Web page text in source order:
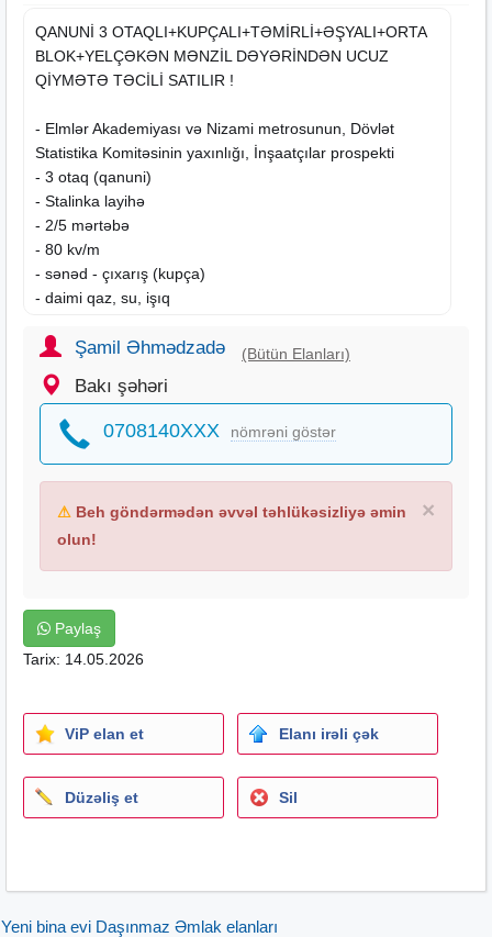
QANUNİ 3 OTAQLI+KUPÇALI+TƏMİRLİ+ƏŞYALI+ORTA
BLOK+YELÇƏKƏN MƏNZİL DƏYƏRİNDƏN UCUZ
QİYMƏTƏ TƏCİLİ SATILIR !
- Elmlər Akademiyası və Nizami metrosunun, Dövlət
Statistika Komitəsinin yaxınlığı, İnşaatçılar prospekti
- 3 otaq (qanuni)
- Stalinka layihə
- 2/5 mərtəbə
- 80 kv/m
- sənəd - çıxarış (kupça)
- daimi qaz, su, işıq
- əşyalı
- təmirli
- orta blok və yelçəkən
- geniş və işıqlı otaqlar
- zəngin və əlverişli infrastruktur
- Elmlər Akademiyası və Nizami metrolarına piyada
- digər metrolara və şəhərin müxtəlif nöqtələrinə gedən
marşrut xəttləri
Əlavə məlumat üçün əlaqə saxlaya bilərsiniz.
Ofis haqqı 2410 azn təşkil edir.
Şamil Əhmədzadə (Bütün Elanları)
Bakı şəhəri
0708140XXX nömrəni göstər
×
⚠ Beh göndərmədən əvvəl təhlükəsizliyə əmin
olun!
Paylaş
Tarix: 14.05.2026
ViP elan et Elanı irəli çək
Düzəliş et Sil
Yeni bina evi Daşınmaz Əmlak elanları